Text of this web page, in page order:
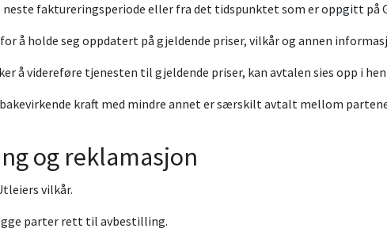
faktureringsperiode eller fra det tidspunktet som er oppgitt på
å holde seg oppdatert på gjeldende priser, vilkår og annen
å videreføre tjenesten til gjeldende priser, kan avtalen sies opp i
kraft med mindre annet er særskilt avtalt mellom
og reklamasjon
vilkår.
parter rett til avbestilling.